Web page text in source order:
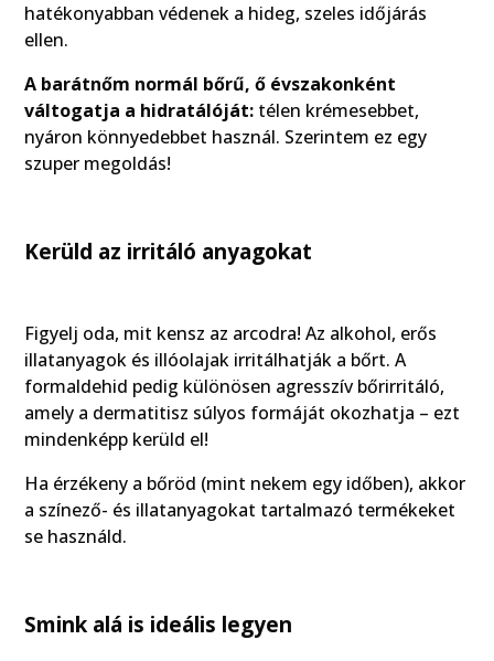
hatékonyabban védenek a hideg, szeles időjárás
ellen.
A barátnőm normál bőrű, ő évszakonként
váltogatja a hidratálóját: télen krémesebbet,
nyáron könnyedebbet használ. Szerintem ez egy
szuper megoldás!
Kerüld az irritáló anyagokat
Figyelj oda, mit kensz az arcodra! Az alkohol, erős
illatanyagok és illóolajak irritálhatják a bőrt. A
formaldehid pedig különösen agresszív bőrirritáló,
amely a dermatitisz súlyos formáját okozhatja – ezt
mindenképp kerüld el!
Ha érzékeny a bőröd (mint nekem egy időben), akkor
a színező- és illatanyagokat tartalmazó termékeket
se használd.
Smink alá is ideális legyen